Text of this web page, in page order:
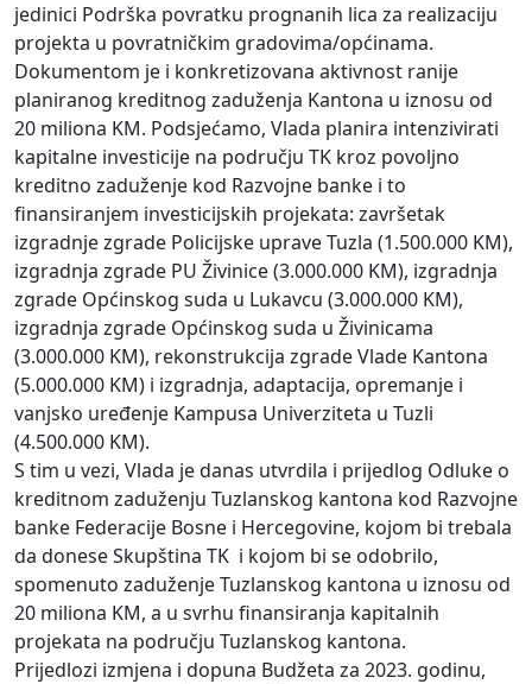
jedinici Podrška povratku prognanih lica za realizaciju
projekta u povratničkim gradovima/općinama.
Dokumentom je i konkretizovana aktivnost ranije
planiranog kreditnog zaduženja Kantona u iznosu od
20 miliona KM. Podsjećamo, Vlada planira intenzivirati
kapitalne investicije na području TK kroz povoljno
kreditno zaduženje kod Razvojne banke i to
finansiranjem investicijskih projekata: završetak
izgradnje zgrade Policijske uprave Tuzla (1.500.000 KM),
izgradnja zgrade PU Živinice (3.000.000 KM), izgradnja
zgrade Općinskog suda u Lukavcu (3.000.000 KM),
izgradnja zgrade Općinskog suda u Živinicama
(3.000.000 KM), rekonstrukcija zgrade Vlade Kantona
(5.000.000 KM) i izgradnja, adaptacija, opremanje i
vanjsko uređenje Kampusa Univerziteta u Tuzli
(4.500.000 KM).
S tim u vezi, Vlada je danas utvrdila i prijedlog Odluke o
kreditnom zaduženju Tuzlanskog kantona kod Razvojne
banke Federacije Bosne i Hercegovine, kojom bi trebala
da donese Skupština TK i kojom bi se odobrilo,
spomenuto zaduženje Tuzlanskog kantona u iznosu od
20 miliona KM, a u svrhu finansiranja kapitalnih
projekata na području Tuzlanskog kantona.
Prijedlozi izmjena i dopuna Budžeta za 2023. godinu,